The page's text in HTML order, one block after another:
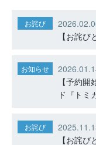
お詫び
【お詫
お知らせ
【予約
ド『トミ
お詫び
【お詫